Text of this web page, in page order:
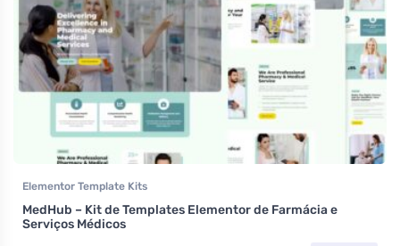
Elementor Template Kits
MedHub – Kit de Templates Elementor de Farmácia e
Serviços Médicos